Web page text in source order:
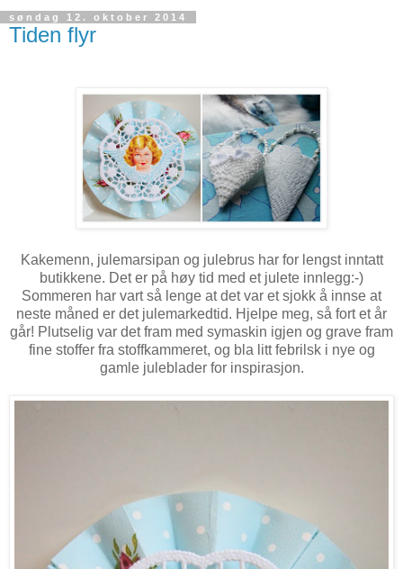
søndag 12. oktober 2014
Tiden flyr
Kakemenn, julemarsipan og julebrus har for lengst inntatt
butikkene. Det er på høy tid med et julete innlegg:-)
Sommeren har vart så lenge at det var et sjokk å innse at
neste måned er det julemarkedtid. Hjelpe meg, så fort et år
går! Plutselig var det fram med symaskin igjen og grave fram
fine stoffer fra stoffkammeret, og bla litt febrilsk i nye og
gamle juleblader for inspirasjon.